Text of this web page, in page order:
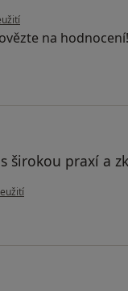
uživatele Váš účet byl
na hodnocení!
širokou praxí a
uživatele Pacient